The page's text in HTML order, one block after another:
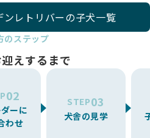
レトリバーの子犬一覧
のステップ
えするまで
02
ーに
わせ
STEP03
犬舎の見学